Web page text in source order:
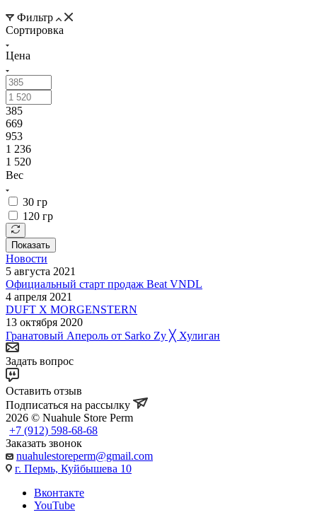
Фильтр
Сортировка
Цена
385
669
953
1 236
1 520
Вес
30 гр
120 гр
Показать
Новости
5 августа 2021
Официальный старт продаж Beat VNDL
4 апреля 2021
DUFT X MORGENSTERN
13 октября 2020
Гранатовый Апероль от Sarko Zy ╳ Хулиган
Задать вопрос
Оставить отзыв
Подписаться на рассылку
2026 © Nuahule Store Perm
+7 (912) 598-68-68
Заказать звонок
nuahulestoreperm@gmail.com
г. Пермь, Куйбышева 10
Вконтакте
YouTube